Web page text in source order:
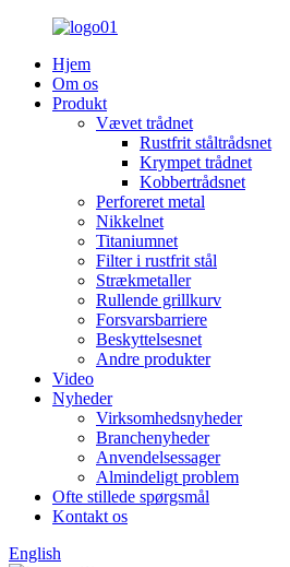
Hjem
Om os
Produkt
Vævet trådnet
Rustfrit ståltrådsnet
Krympet trådnet
Kobbertrådsnet
Perforeret metal
Nikkelnet
Titaniumnet
Filter i rustfrit stål
Strækmetaller
Rullende grillkurv
Forsvarsbarriere
Beskyttelsesnet
Andre produkter
Video
Nyheder
Virksomhedsnyheder
Branchenyheder
Anvendelsessager
Almindeligt problem
Ofte stillede spørgsmål
Kontakt os
English